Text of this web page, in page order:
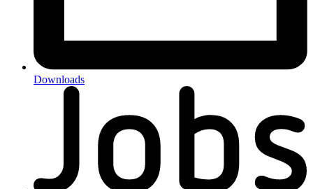
Downloads